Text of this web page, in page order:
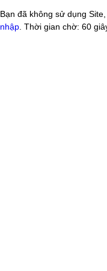
Bạn đã không sử dụng Site,
nhập . Thời gian chờ: 60